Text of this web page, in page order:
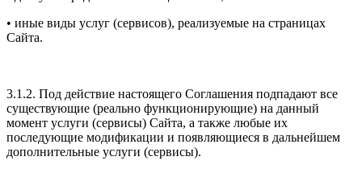
• иные виды услуг (сервисов), реализуемые на страницах
Сайта.
3.1.2. Под действие настоящего Соглашения подпадают все
существующие (реально функционирующие) на данный
момент услуги (сервисы) Сайта, а также любые их
последующие модификации и появляющиеся в дальнейшем
дополнительные услуги (сервисы).